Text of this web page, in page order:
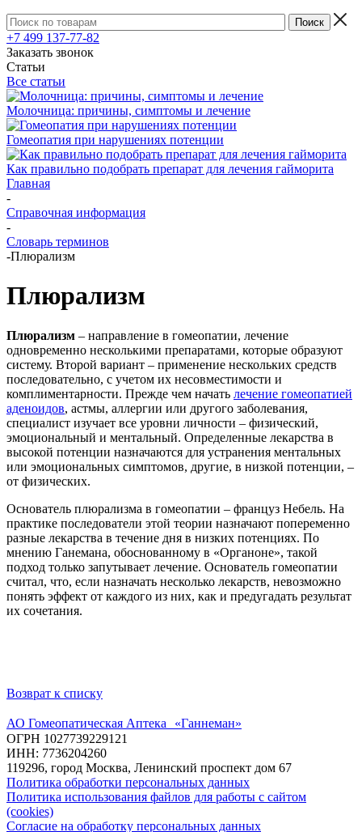
+7 499 137-77-82
Заказать звонок
Статьи
Все статьи
Молочница: причины, симптомы и лечение
Гомеопатия при нарушениях потенции
Как правильно подобрать препарат для лечения гайморита
Главная
-
Справочная информация
-
Словарь терминов
-Плюрализм
Плюрализм
Плюрализм – направление в гомеопатии, лечение
одновременно несколькими препаратами, которые образуют
систему. Второй вариант – применение нескольких средств
последовательно, с учетом их несовместимости и
комплиментарности. Прежде чем начать лечение гомеопатией
аденоидов, астмы, аллергии или другого заболевания,
специалист изучает все уровни личности – физический,
эмоциональный и ментальный. Определенные лекарства в
высокой потенции назначаются для устранения ментальных
или эмоциональных симптомов, другие, в низкой потенции, –
от физических.
Основатель плюрализма в гомеопатии – француз Небель. На
практике последователи этой теории назначают попеременно
разные лекарства в течение дня в низких потенциях. По
мнению Ганемана, обоснованному в «Органоне», такой
подход только запутывает лечение. Основатель гомеопатии
считал, что, если назначать несколько лекарств, невозможно
понять эффект от каждого из них, как и предугадать результат
их сочетания.
Возврат к списку
АО Гомеопатическая Аптека «Ганнеман»
ОГРН 1027739229121
ИНН: 7736204260
119296, город Москва, Ленинский проспект дом 67
Политика обработки персональных данных
Политика использования файлов для работы с сайтом
(cookies)
Согласие на обработку персональных данных